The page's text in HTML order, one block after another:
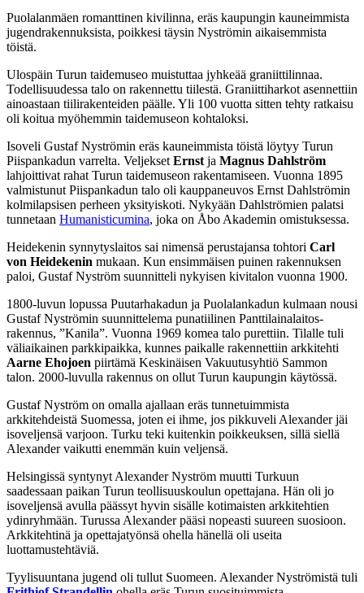
Puolalanmäen romanttinen kivilinna, eräs kaupungin kauneimmista
jugendrakennuksista, poikkesi täysin Nyströmin aikaisemmista
töistä.
Ulospäin Turun taidemuseo muistuttaa jyhkeää graniittilinnaa.
Todellisuudessa talo on rakennettu tiilestä. Graniittiharkot asennettiin
ainoastaan tiilirakenteiden päälle. Yli 100 vuotta sitten tehty ratkaisu
oli koitua myöhemmin taidemuseon kohtaloksi.
Isoveli Gustaf Nyströmin eräs kauneimmista töistä löytyy Turun
Piispankadun varrelta. Veljekset Ernst ja Magnus Dahlström
lahjoittivat rahat Turun taidemuseon rakentamiseen. Vuonna 1895
valmistunut Piispankadun talo oli kauppaneuvos Ernst Dahlströmin
kolmilapsisen perheen yksityiskoti. Nykyään Dahlströmien palatsi
tunnetaan Humanisticumina, joka on Åbo Akademin omistuksessa.
Heidekenin synnytyslaitos sai nimensä perustajansa tohtori Carl
von Heidekenin mukaan. Kun ensimmäisen puinen rakennuksen
paloi, Gustaf Nyström suunnitteli nykyisen kivitalon vuonna 1900.
1800-luvun lopussa Puutarhakadun ja Puolalankadun kulmaan nousi
Gustaf Nyströmin suunnittelema punatiilinen Panttilainalaitos-
rakennus, ”Kanila”. Vuonna 1969 komea talo purettiin. Tilalle tuli
väliaikainen parkkipaikka, kunnes paikalle rakennettiin arkkitehti
Aarne Ehojoen piirtämä Keskinäisen Vakuutusyhtiö Sammon
talon. 2000-luvulla rakennus on ollut Turun kaupungin käytössä.
Gustaf Nyström on omalla ajallaan eräs tunnetuimmista
arkkitehdeistä Suomessa, joten ei ihme, jos pikkuveli Alexander jäi
isoveljensä varjoon. Turku teki kuitenkin poikkeuksen, sillä siellä
Alexander vaikutti enemmän kuin veljensä.
Helsingissä syntynyt Alexander Nyström muutti Turkuun
saadessaan paikan Turun teollisuuskoulun opettajana. Hän oli jo
isoveljensä avulla päässyt hyvin sisälle kotimaisten arkkitehtien
ydinryhmään. Turussa Alexander pääsi nopeasti suureen suosioon.
Arkkitehtinä ja opettajatyönsä ohella hänellä oli useita
luottamustehtäviä.
Tyylisuuntana jugend oli tullut Suomeen. Alexander Nyströmistä tuli